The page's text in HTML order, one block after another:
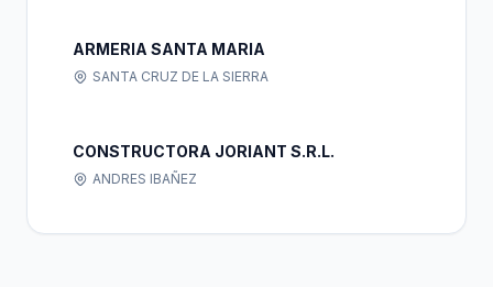
ARMERIA SANTA MARIA
SANTA CRUZ DE LA SIERRA
CONSTRUCTORA JORIANT S.R.L.
ANDRES IBAÑEZ